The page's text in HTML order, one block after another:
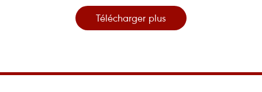
Télécharger plus